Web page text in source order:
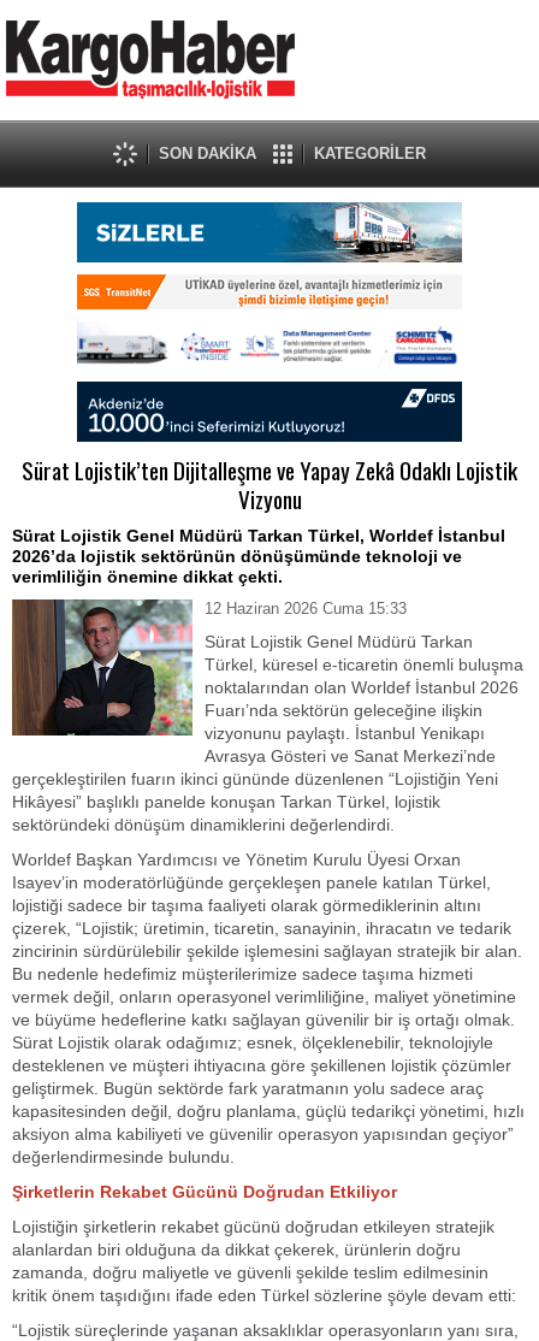
SON DAKİKA KATEGORİLER
Sürat Lojistik’ten Dijitalleşme ve Yapay Zekâ Odaklı Lojistik
Vizyonu
Sürat Lojistik Genel Müdürü Tarkan Türkel, Worldef İstanbul
2026’da lojistik sektörünün dönüşümünde teknoloji ve
verimliliğin önemine dikkat çekti.
12 Haziran 2026 Cuma 15:33
Sürat Lojistik Genel Müdürü Tarkan
Türkel, küresel e-ticaretin önemli buluşma
noktalarından olan Worldef İstanbul 2026
Fuarı’nda sektörün geleceğine ilişkin
vizyonunu paylaştı. İstanbul Yenikapı
Avrasya Gösteri ve Sanat Merkezi’nde
gerçekleştirilen fuarın ikinci gününde düzenlenen “Lojistiğin Yeni
Hikâyesi” başlıklı panelde konuşan Tarkan Türkel, lojistik
sektöründeki dönüşüm dinamiklerini değerlendirdi.
Worldef Başkan Yardımcısı ve Yönetim Kurulu Üyesi Orxan
Isayev’in moderatörlüğünde gerçekleşen panele katılan Türkel,
lojistiği sadece bir taşıma faaliyeti olarak görmediklerinin altını
çizerek, “Lojistik; üretimin, ticaretin, sanayinin, ihracatın ve tedarik
zincirinin sürdürülebilir şekilde işlemesini sağlayan stratejik bir alan.
Bu nedenle hedefimiz müşterilerimize sadece taşıma hizmeti
vermek değil, onların operasyonel verimliliğine, maliyet yönetimine
ve büyüme hedeflerine katkı sağlayan güvenilir bir iş ortağı olmak.
Sürat Lojistik olarak odağımız; esnek, ölçeklenebilir, teknolojiyle
desteklenen ve müşteri ihtiyacına göre şekillenen lojistik çözümler
geliştirmek. Bugün sektörde fark yaratmanın yolu sadece araç
kapasitesinden değil, doğru planlama, güçlü tedarikçi yönetimi, hızlı
aksiyon alma kabiliyeti ve güvenilir operasyon yapısından geçiyor”
değerlendirmesinde bulundu.
Şirketlerin Rekabet Gücünü Doğrudan Etkiliyor
Lojistiğin şirketlerin rekabet gücünü doğrudan etkileyen stratejik
alanlardan biri olduğuna da dikkat çekerek, ürünlerin doğru
zamanda, doğru maliyetle ve güvenli şekilde teslim edilmesinin
kritik önem taşıdığını ifade eden Türkel sözlerine şöyle devam etti:
“Lojistik süreçlerinde yaşanan aksaklıklar operasyonların yanı sıra,